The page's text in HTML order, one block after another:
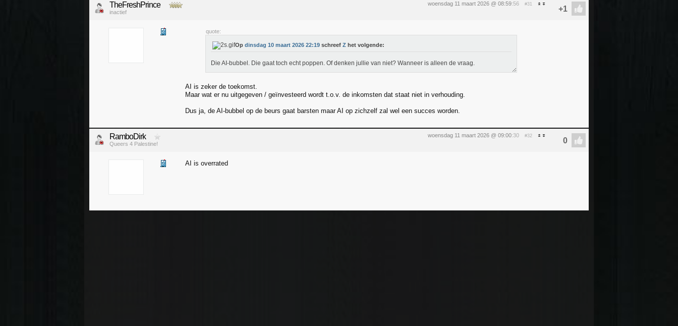
woensdag 11 maart 2026 @ 08:59:56 #31
TheFreshPrince
inactief
quote:
Op dinsdag 10 maart 2026 22:19 schreef Z het volgende:
Die AI-bubbel. Die gaat toch echt poppen. Of denken jullie van niet? Wanneer is alleen de vraag.
AI is zeker de toekomst.
Maar wat er nu uitgegeven / geïnvesteerd wordt t.o.v. de inkomsten dat staat niet in verhouding.
Dus ja, de AI-bubbel op de beurs gaat barsten maar AI op zichzelf zal wel een succes worden.
woensdag 11 maart 2026 @ 09:00:30 #32
RamboDirk
Queers 4 Palestine!
AI is overrated